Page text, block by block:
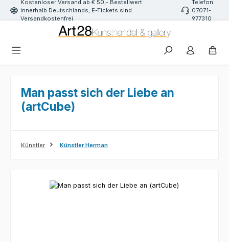
Zum Hauptinhalt springen
Kostenloser Versand ab € 50,- Bestellwert
innerhalb Deutschlands, E-Tickets sind
Versandkostenfrei
Telefon:
07071-
977310
Man passt sich der Liebe an
(artCube)
Künstler Künstler Herman
Bildergalerie überspringen